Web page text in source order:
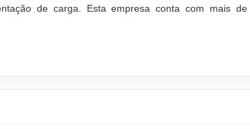
de carga. Esta empresa conta com mais